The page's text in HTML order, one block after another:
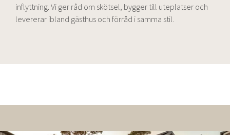
inflyttning. Vi ger råd om skötsel, bygger till uteplatser och
levererar ibland gästhus och förråd i samma stil.